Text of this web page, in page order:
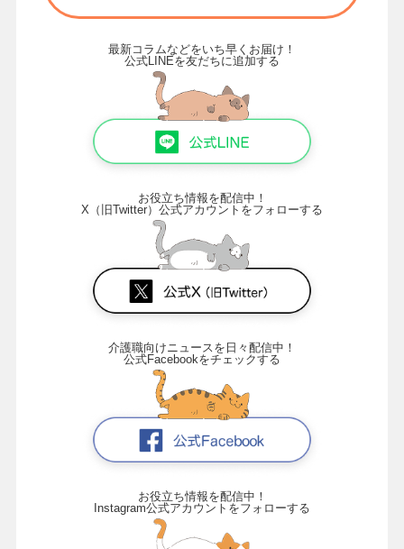
最新コラムなどをいち早くお届け！
公式LINEを友だちに追加する
お役立ち情報を配信中！
X（旧Twitter）公式アカウントをフォローする
介護職向けニュースを日々配信中！
公式Facebookをチェックする
お役立ち情報を配信中！
Instagram公式アカウントをフォローする